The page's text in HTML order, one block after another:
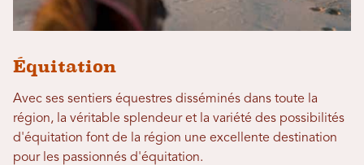
Équitation
Avec ses sentiers équestres disséminés dans toute la
région, la véritable splendeur et la variété des possibilités
d'équitation font de la région une excellente destination
pour les passionnés d'équitation.